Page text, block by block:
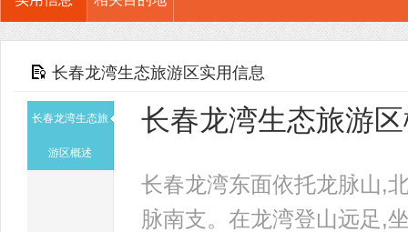
长春龙湾生态旅游区实用信息
长春龙湾生态旅
游区概述
长春龙湾生态旅游
长春龙湾东面依托龙脉山,
脉南支。在龙湾登山远足,